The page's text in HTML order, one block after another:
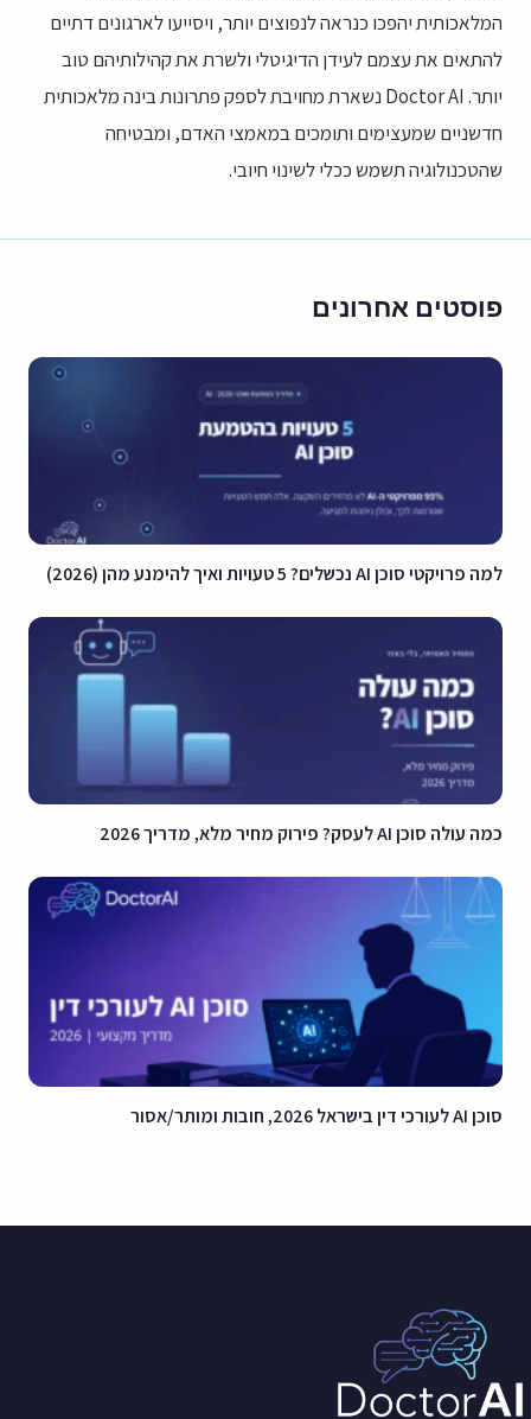
המלאכותית יהפכו כנראה לנפוצים יותר, ויסייעו לארגונים דתיים
להתאים את עצמם לעידן הדיגיטלי ולשרת את קהילותיהם טוב
יותר. Doctor AI נשארת מחויבת לספק פתרונות בינה מלאכותית
חדשניים שמעצימים ותומכים במאמצי האדם, ומבטיחה
שהטכנולוגיה תשמש ככלי לשינוי חיובי.
פוסטים אחרונים
למה פרויקטי סוכן AI נכשלים? 5 טעויות ואיך להימנע מהן (2026)
כמה עולה סוכן AI לעסק? פירוק מחיר מלא, מדריך 2026
סוכן AI לעורכי דין בישראל 2026, חובות ומותר/אסור